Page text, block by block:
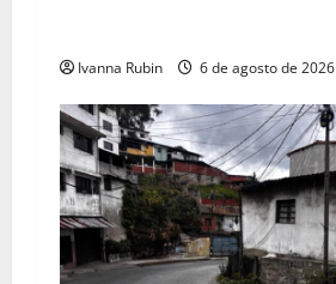
Ivanna Rubin 6 de agosto de 2026